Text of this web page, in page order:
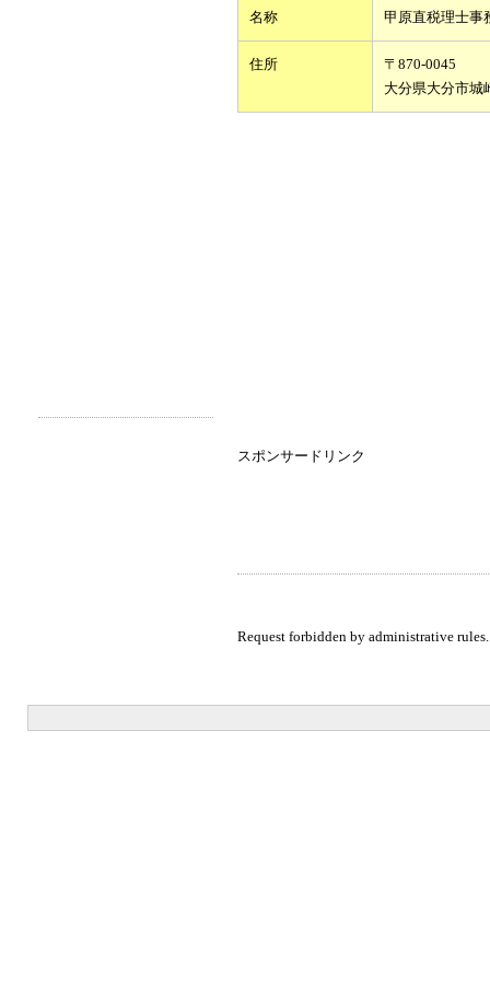
名称 甲原直税理士事
住所
〒870-0045
大分県大分市城
スポンサードリンク
Request forbidden by administrative rules.